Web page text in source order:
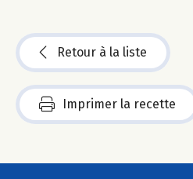
Retour à la liste
Imprimer la recette